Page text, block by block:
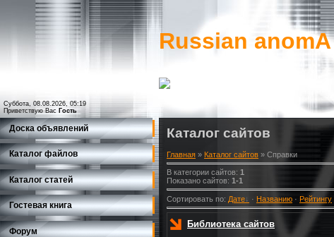
Суббота, 08.08.2026, 05:19
Приветствую Вас Гость
Russian anomA
Доска объявлений
Каталог файлов
Каталог статей
Гостевая книга
Форум
Каталог сайтов
Главная » Каталог сайтов » Справки
В категории сайтов: 1
Показано сайтов: 1-1
Сортировать по: Дате · Названию · Рейтингу
Библиотека сайтов